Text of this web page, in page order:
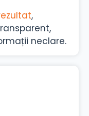
,
neclare.